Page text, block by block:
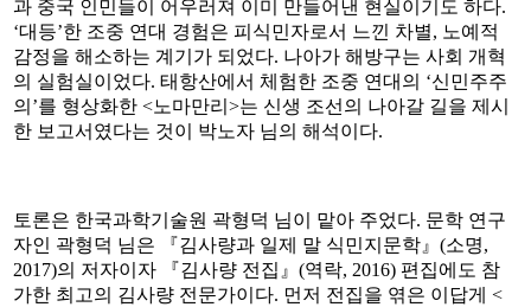
과 중국 인민들이 어우러져 이미 만들어낸 현실이기도 하다.
‘대등’한 조중 연대 경험은 피식민자로서 느낀 차별, 노예적
감정을 해소하는 계기가 되었다. 나아가 해방구는 사회 개혁
의 실험실이었다. 태항산에서 체험한 조중 연대의 ‘신민주주
의’를 형상화한 <노마만리>는 신생 조선의 나아갈 길을 제시
한 보고서였다는 것이 박노자 님의 해석이다.
토론은 한국과학기술원 곽형덕 님이 맡아 주었다. 문학 연구
자인 곽형덕 님은 『김사량과 일제 말 식민지문학』(소명,
2017)의 저자이자 『김사량 전집』(역락, 2016) 편집에도 참
가한 최고의 김사량 전문가이다. 먼저 전집을 엮은 이답게 <